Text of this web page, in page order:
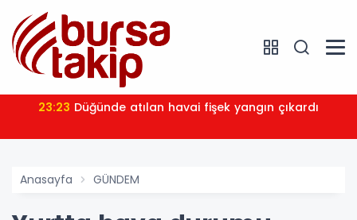
23:23 Düğünde atılan havai fişek yangın çıkardı
Anasayfa GÜNDEM